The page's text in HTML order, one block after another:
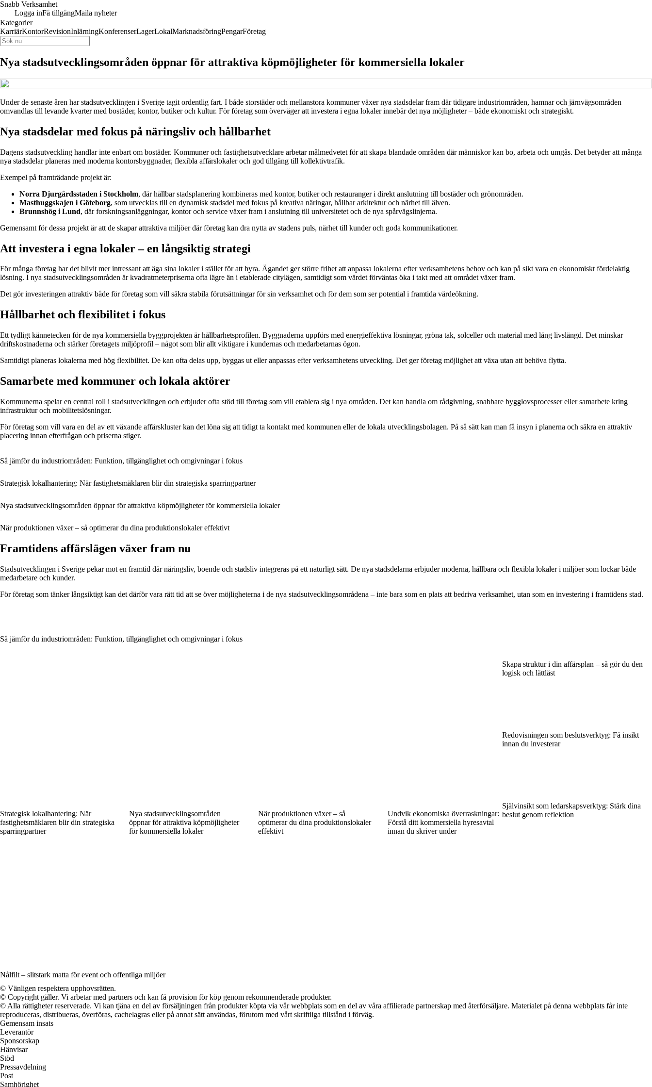
Snabb Verksamhet
Logga inFå tillgångMaila nyheter
Kategorier
KarriärKontorRevisionInlärningKonferenserLagerLokalMarknadsföringPengarFöretag
Nya stadsutvecklingsområden öppnar för attraktiva köpmöjligheter för kommersiella lokaler
Under de senaste åren har stadsutvecklingen i Sverige tagit ordentlig fart. I både storstäder och mellanstora kommuner växer nya stadsdelar fram där tidigare industriområden, hamnar och järnvägsområden
omvandlas till levande kvarter med bostäder, kontor, butiker och kultur. För företag som överväger att investera i egna lokaler innebär det nya möjligheter – både ekonomiskt och strategiskt.
Nya stadsdelar med fokus på näringsliv och hållbarhet
Dagens stadsutveckling handlar inte enbart om bostäder. Kommuner och fastighetsutvecklare arbetar målmedvetet för att skapa blandade områden där människor kan bo, arbeta och umgås. Det betyder att många
nya stadsdelar planeras med moderna kontorsbyggnader, flexibla affärslokaler och god tillgång till kollektivtrafik.
Exempel på framträdande projekt är:
Norra Djurgårdsstaden i Stockholm, där hållbar stadsplanering kombineras med kontor, butiker och restauranger i direkt anslutning till bostäder och grönområden.
Masthuggskajen i Göteborg, som utvecklas till en dynamisk stadsdel med fokus på kreativa näringar, hållbar arkitektur och närhet till älven.
Brunnshög i Lund, där forskningsanläggningar, kontor och service växer fram i anslutning till universitetet och de nya spårvägslinjerna.
Gemensamt för dessa projekt är att de skapar attraktiva miljöer där företag kan dra nytta av stadens puls, närhet till kunder och goda kommunikationer.
Att investera i egna lokaler – en långsiktig strategi
För många företag har det blivit mer intressant att äga sina lokaler i stället för att hyra. Ägandet ger större frihet att anpassa lokalerna efter verksamhetens behov och kan på sikt vara en ekonomiskt fördelaktig
lösning. I nya stadsutvecklingsområden är kvadratmeterpriserna ofta lägre än i etablerade citylägen, samtidigt som värdet förväntas öka i takt med att området växer fram.
Det gör investeringen attraktiv både för företag som vill säkra stabila förutsättningar för sin verksamhet och för dem som ser potential i framtida värdeökning.
Hållbarhet och flexibilitet i fokus
Ett tydligt kännetecken för de nya kommersiella byggprojekten är hållbarhetsprofilen. Byggnaderna uppförs med energieffektiva lösningar, gröna tak, solceller och material med lång livslängd. Det minskar
driftskostnaderna och stärker företagets miljöprofil – något som blir allt viktigare i kundernas och medarbetarnas ögon.
Samtidigt planeras lokalerna med hög flexibilitet. De kan ofta delas upp, byggas ut eller anpassas efter verksamhetens utveckling. Det ger företag möjlighet att växa utan att behöva flytta.
Samarbete med kommuner och lokala aktörer
Kommunerna spelar en central roll i stadsutvecklingen och erbjuder ofta stöd till företag som vill etablera sig i nya områden. Det kan handla om rådgivning, snabbare bygglovsprocesser eller samarbete kring
infrastruktur och mobilitetslösningar.
För företag som vill vara en del av ett växande affärskluster kan det löna sig att tidigt ta kontakt med kommunen eller de lokala utvecklingsbolagen. På så sätt kan man få insyn i planerna och säkra en attraktiv
placering innan efterfrågan och priserna stiger.
Så jämför du industriområden: Funktion, tillgänglighet och omgivningar i fokus
Strategisk lokalhantering: När fastighetsmäklaren blir din strategiska sparringpartner
Nya stadsutvecklingsområden öppnar för attraktiva köpmöjligheter för kommersiella lokaler
När produktionen växer – så optimerar du dina produktionslokaler effektivt
Framtidens affärslägen växer fram nu
Stadsutvecklingen i Sverige pekar mot en framtid där näringsliv, boende och stadsliv integreras på ett naturligt sätt. De nya stadsdelarna erbjuder moderna, hållbara och flexibla lokaler i miljöer som lockar både
medarbetare och kunder.
För företag som tänker långsiktigt kan det därför vara rätt tid att se över möjligheterna i de nya stadsutvecklingsområdena – inte bara som en plats att bedriva verksamhet, utan som en investering i framtidens stad.
Så jämför du industriområden: Funktion, tillgänglighet och omgivningar i fokus
Strategisk lokalhantering: När
fastighetsmäklaren blir din strategiska
sparringpartner
Nya stadsutvecklingsområden
öppnar för attraktiva köpmöjligheter
för kommersiella lokaler
När produktionen växer – så
optimerar du dina produktionslokaler
effektivt
Undvik ekonomiska överraskningar:
Förstå ditt kommersiella hyresavtal
innan du skriver under
Skapa struktur i din affärsplan – så gör du den
logisk och lättläst
Redovisningen som beslutsverktyg: Få insikt
innan du investerar
Självinsikt som ledarskapsverktyg: Stärk dina
beslut genom reflektion
Nålfilt – slitstark matta för event och offentliga miljöer
© Vänligen respektera upphovsrätten.
© Copyright gäller. Vi arbetar med partners och kan få provision för köp genom rekommenderade produkter.
© Alla rättigheter reserverade. Vi kan tjäna en del av försäljningen från produkter köpta via vår webbplats som en del av våra affilierade partnerskap med återförsäljare. Materialet på denna webbplats får inte
reproduceras, distribueras, överföras, cachelagras eller på annat sätt användas, förutom med vårt skriftliga tillstånd i förväg.
Gemensam insats
Leverantör
Sponsorskap
Hänvisar
Stöd
Pressavdelning
Post
Samhörighet